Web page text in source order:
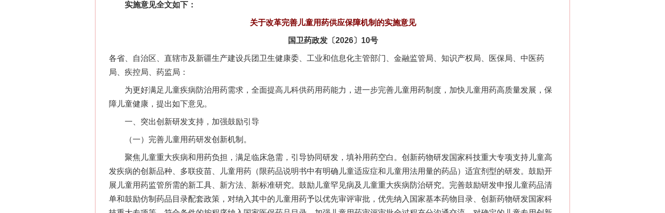
实施意见全文如下：
关于改革完善儿童用药供应保障机制的实施意见
国卫药政发〔2026〕10号
各省、自治区、直辖市及新疆生产建设兵团卫生健康委、工业和信息化主管部门、金融监管局、知识产权局、医保局、中医药
局、疾控局、药监局：
为更好满足儿童疾病防治用药需求，全面提高儿科供药用药能力，进一步完善儿童用药制度，加快儿童用药高质量发展，保
障儿童健康，提出如下意见。
一、突出创新研发支持，加强鼓励引导
（一）完善儿童用药研发创新机制。
聚焦儿童重大疾病和用药负担，满足临床急需，引导协同研发，填补用药空白。创新药物研发国家科技重大专项支持儿童高
发疾病的创新品种、多联疫苗、儿童用药（限药品说明书中有明确儿童适应症和儿童用法用量的药品）适宜剂型的研发。鼓励开
展儿童用药监管所需的新工具、新方法、新标准研究。鼓励儿童罕见病及儿童重大疾病防治研究。完善鼓励研发申报儿童药品清
单和鼓励仿制药品目录配套政策，对纳入其中的儿童用药予以优先审评审批，优先纳入国家基本药物目录、创新药物研发国家科